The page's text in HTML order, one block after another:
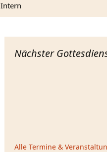
Intern
WordPress
Nächster
Alle Termine &